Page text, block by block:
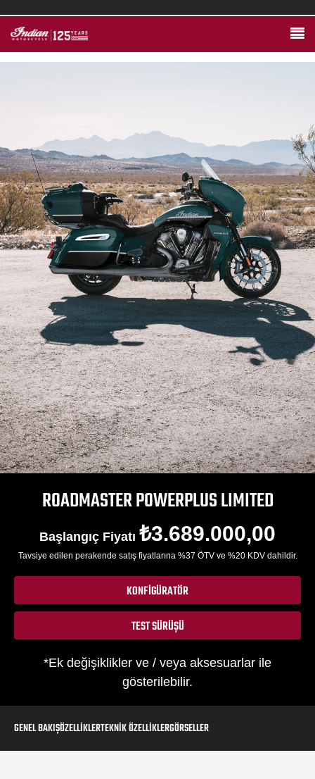
ROADMASTER POWERPLUS LIMITED
Başlangıç Fiyatı ₺3.689.000,00
Tavsiye edilen perakende satış fiyatlarına %37 ÖTV ve %20 KDV dahildir.
KONFIGÜRATÖR
TEST SÜRÜŞÜ
*Ek değişiklikler ve / veya aksesuarlar ile
gösterilebilir.
GENEL BAKIŞÖZELLIKLERTEKNIK ÖZELLIKLERGÖRSELLER